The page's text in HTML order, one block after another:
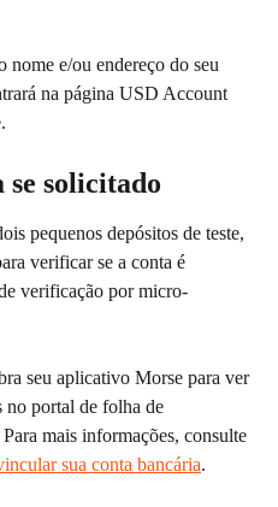
nome e/ou endereço do seu
na página USD Account
se solicitado
pequenos depósitos de teste,
verificar se a conta é
verificação por micro-
seu aplicativo Morse para ver
no portal de folha de
mais informações, consulte
sua conta bancária.